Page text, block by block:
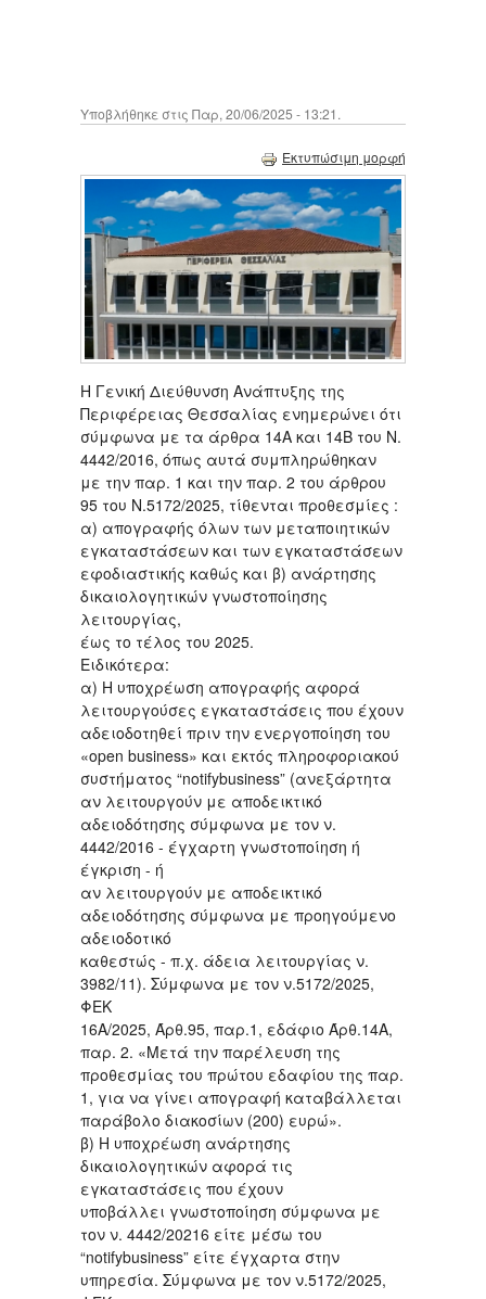
Υποβλήθηκε στις Παρ, 20/06/2025 - 13:21.
Εκτυπώσιμη μορφή
Η Γενική Διεύθυνση Ανάπτυξης της
Περιφέρειας Θεσσαλίας ενημερώνει ότι
σύμφωνα με τα άρθρα 14A και 14B του Ν.
4442/2016, όπως αυτά συμπληρώθηκαν
με την παρ. 1 και την παρ. 2 του άρθρου
95 του Ν.5172/2025, τίθενται προθεσμίες :
α) απογραφής όλων των μεταποιητικών
εγκαταστάσεων και των εγκαταστάσεων
εφοδιαστικής καθώς και β) ανάρτησης
δικαιολογητικών γνωστοποίησης
λειτουργίας,
έως το τέλος του 2025.
Ειδικότερα:
α) Η υποχρέωση απογραφής αφορά
λειτουργούσες εγκαταστάσεις που έχουν
αδειοδοτηθεί πριν την ενεργοποίηση του
«open business» και εκτός πληροφοριακού
συστήματος “notifybusiness” (ανεξάρτητα
αν λειτουργούν με αποδεικτικό
αδειοδότησης σύμφωνα με τον ν.
4442/2016 - έγχαρτη γνωστοποίηση ή
έγκριση - ή
αν λειτουργούν με αποδεικτικό
αδειοδότησης σύμφωνα με προηγούμενο
αδειοδοτικό
καθεστώς - π.χ. άδεια λειτουργίας ν.
3982/11). Σύμφωνα με τον ν.5172/2025,
ΦΕΚ
16Α/2025, Άρθ.95, παρ.1, εδάφιο Άρθ.14Α,
παρ. 2. «Μετά την παρέλευση της
προθεσμίας του πρώτου εδαφίου της παρ.
1, για να γίνει απογραφή καταβάλλεται
παράβολο διακοσίων (200) ευρώ».
β) Η υποχρέωση ανάρτησης
δικαιολογητικών αφορά τις
εγκαταστάσεις που έχουν
υποβάλλει γνωστοποίηση σύμφωνα με
τον ν. 4442/20216 είτε μέσω του
“notifybusiness” είτε έγχαρτα στην
υπηρεσία. Σύμφωνα με τον ν.5172/2025,